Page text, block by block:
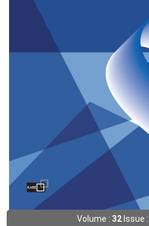
Volume : 32Issue :